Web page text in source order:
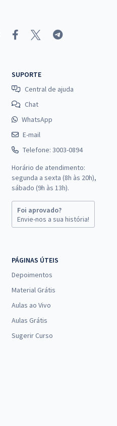
SUPORTE
Central de ajuda
Chat
WhatsApp
E-mail
Telefone: 3003-0894
Horário de atendimento:
segunda a sexta (8h às 20h),
sábado (9h às 13h).
Foi aprovado?
Envie-nos a sua história!
PÁGINAS ÚTEIS
Depoimentos
Material Grátis
Aulas ao Vivo
Aulas Grátis
Sugerir Curso